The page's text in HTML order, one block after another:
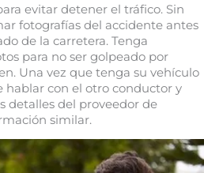
evitar detener el tráfico. Sin
fotografías del accidente antes
de la carretera. Tenga
para no ser golpeado por
Una vez que tenga su vehículo
hablar con el otro conductor y
detalles del proveedor de
similar.